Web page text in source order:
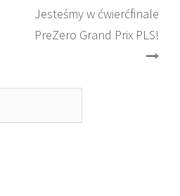
Jesteśmy w ćwierćfinale
PreZero Grand Prix PLS!